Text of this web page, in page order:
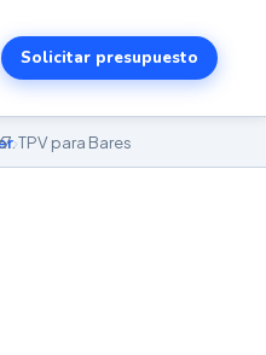
Solicitar presupuesto
›TPV para Bares